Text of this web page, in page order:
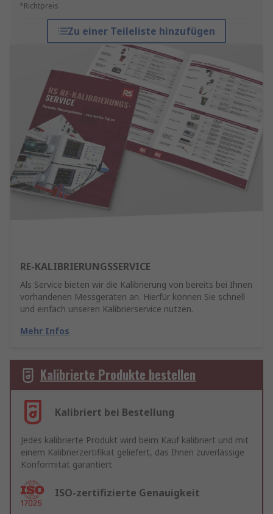
*Richtpreis
Zu einer Teileliste hinzufügen
RE-KALIBRIERUNGSSERVICE
Als Service bieten wir die Kalibrierung von bereits bei Ihnen
vorhandenen Messgeräten an. Hierfür können Sie schnell
und einfach unseren Kalibrierservice nutzen.
Mehr Infos
Kalibrierte Produkte bestellen
Kalibriert bei Bestellung
Jedes kalibrierte Produkt wird beim Kauf kalibriert und mit
einem Kalibrierzertifikat geliefert, das Ihnen zuverlässige
Konformität garantiert
ISO-zertifizierte Genauigkeit